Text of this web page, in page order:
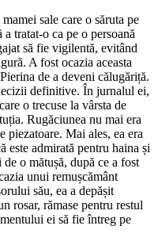
sale care o săruta pe
tratat-o ca pe o persoană
să fie vigilentă, evitând
A fost ocazia aceasta
de a deveni călugăriță.
definitive. În jurnalul ei,
o trecuse la vârsta de
Rugăciunea nu mai era
piezatoare. Mai ales, ea era
este admirată pentru haina și
o mătușă, după ce a fost
unui remușcământ
său, ea a depășit
rosar, rămase pentru restul
ei să fie întreg pe